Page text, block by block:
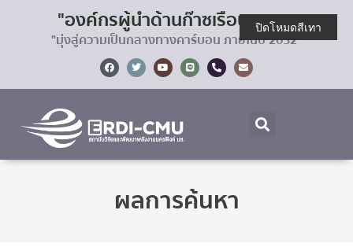
"องค์กรผู้นำด้านก๊าซเรือนกระจก
"มุ่งสู่ความเป็นกลางทางคาร์บอน ภายในปี 2032"
ผลการค้นหา
ปิดโหมดสีเทา